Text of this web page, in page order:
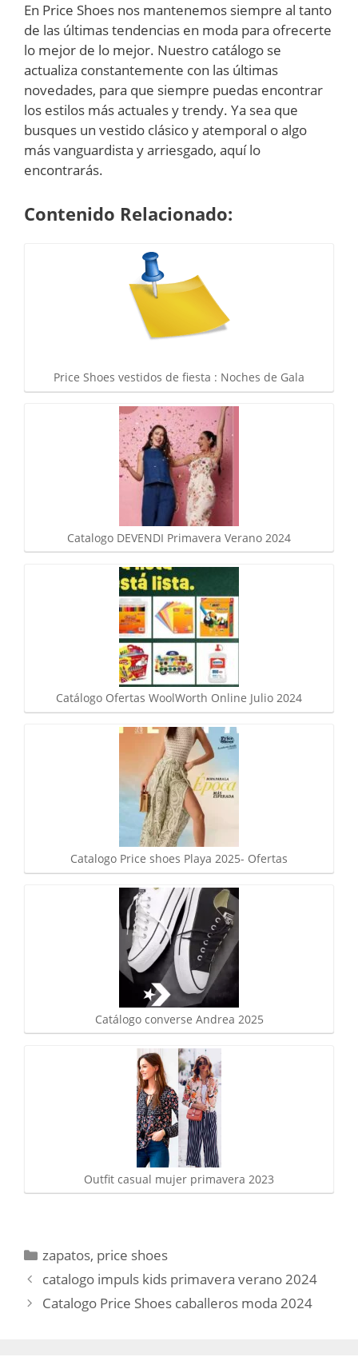
En Price Shoes nos mantenemos siempre al tanto
de las últimas tendencias en moda para ofrecerte
lo mejor de lo mejor. Nuestro catálogo se
actualiza constantemente con las últimas
novedades, para que siempre puedas encontrar
los estilos más actuales y trendy. Ya sea que
busques un vestido clásico y atemporal o algo
más vanguardista y arriesgado, aquí lo
encontrarás.
Contenido Relacionado:
Price Shoes vestidos de fiesta : Noches de Gala
Catalogo DEVENDI Primavera Verano 2024
Catálogo Ofertas WoolWorth Online Julio 2024
Catalogo Price shoes Playa 2025- Ofertas
Catálogo converse Andrea 2025
Outfit casual mujer primavera 2023
Categorías
zapatos, price shoes
catalogo impuls kids primavera verano 2024
Catalogo Price Shoes caballeros moda 2024